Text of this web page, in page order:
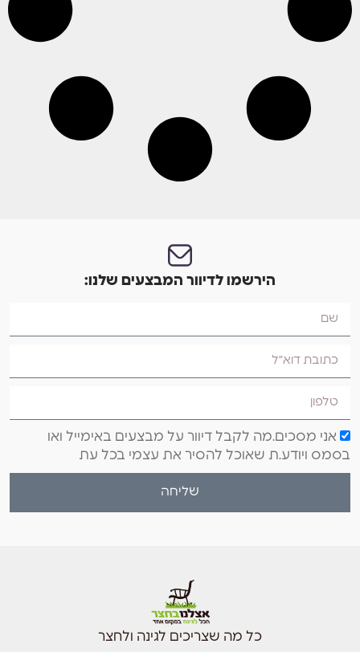
הירשמו לדיוור המבצעים שלנו:
אני מסכים.מה לקבל דיוור על מבצעים באימייל ואו
בסמס ויודע.ת שאוכל להסיר את עצמי בכל עת
שליחה
כל מה שצריכים לגינה ולחצר